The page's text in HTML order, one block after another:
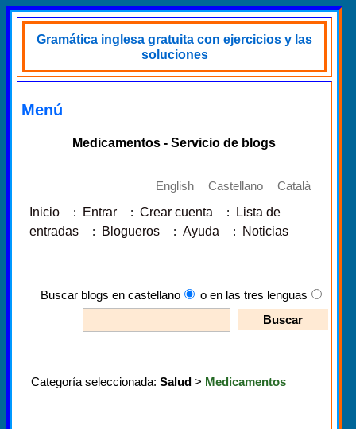
Gramática inglesa gratuita con ejercicios y las
soluciones
Menú
Medicamentos - Servicio de blogs
English Castellano
Català
Inicio
: Entrar : Crear cuenta :
Lista de
entradas
: Blogueros : Ayuda : Noticias
Buscar blogs en castellano o en las tres lenguas
Categoría seleccionada: Salud > Medicamentos